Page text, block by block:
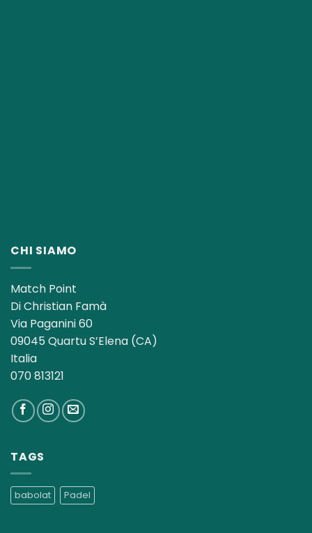
CHI SIAMO
Match Point
Di Christian Famà
Via Paganini 60
09045 Quartu S’Elena (CA)
Italia
070 813121
TAGS
babolat Padel